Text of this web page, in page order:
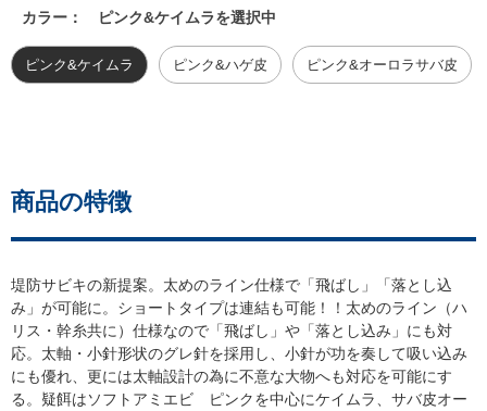
カラー： ピンク&ケイムラを選択中
ピンク&ケイムラ ピンク&ハゲ皮 ピンク&オーロラサバ皮
商品の特徴
堤防サビキの新提案。太めのライン仕様で「飛ばし」「落とし込
み」が可能に。ショートタイプは連結も可能！！太めのライン（ハ
リス・幹糸共に）仕様なので「飛ばし」や「落とし込み」にも対
応。太軸・小針形状のグレ針を採用し、小針が功を奏して吸い込み
にも優れ、更には太軸設計の為に不意な大物へも対応を可能にす
る。疑餌はソフトアミエビ ピンクを中心にケイムラ、サバ皮オー